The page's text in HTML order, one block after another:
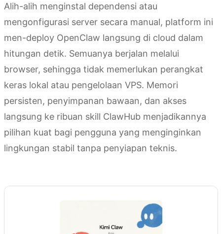
Alih-alih menginstal dependensi atau
mengonfigurasi server secara manual, platform ini
men-deploy OpenClaw langsung di cloud dalam
hitungan detik. Semuanya berjalan melalui
browser, sehingga tidak memerlukan perangkat
keras lokal atau pengelolaan VPS. Memori
persisten, penyimpanan bawaan, dan akses
langsung ke ribuan skill ClawHub menjadikannya
pilihan kuat bagi pengguna yang menginginkan
lingkungan stabil tanpa penyiapan teknis.